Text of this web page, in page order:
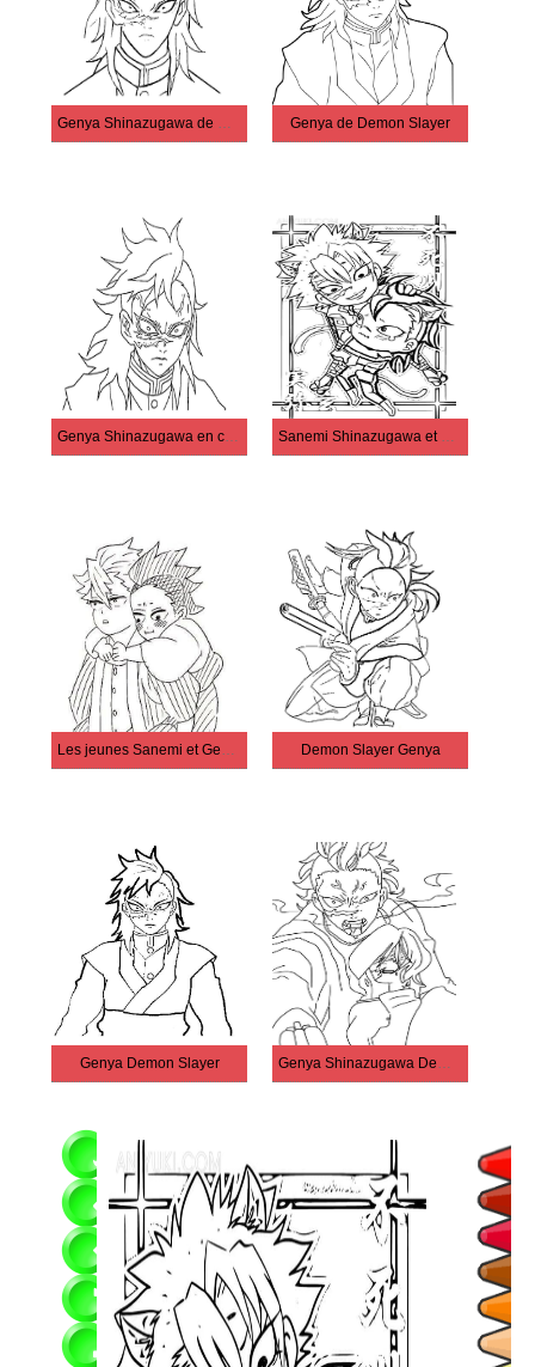
Genya Shinazugawa de Demon Slayer Genya de Demon Slayer
Genya Shinazugawa en colère Sanemi Shinazugawa et Genya Shinazugawa
Les jeunes Sanemi et Genya Shinazugawa Demon Slayer Genya
Genya Demon Slayer Genya Shinazugawa Demon Formulaire